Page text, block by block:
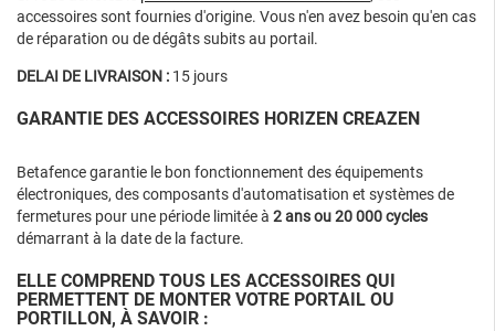
accessoires sont fournies d'origine. Vous n'en avez besoin qu'en cas
de réparation ou de dégâts subits au portail.
DELAI DE LIVRAISON : 15 jours
GARANTIE DES ACCESSOIRES HORIZEN CREAZEN
Betafence garantie le bon fonctionnement des équipements
électroniques, des composants d'automatisation et systèmes de
fermetures pour une période limitée à 2 ans ou 20 000 cycles
démarrant à la date de la facture.
ELLE COMPREND TOUS LES ACCESSOIRES QUI
PERMETTENT DE MONTER VOTRE PORTAIL OU
PORTILLON, À SAVOIR :